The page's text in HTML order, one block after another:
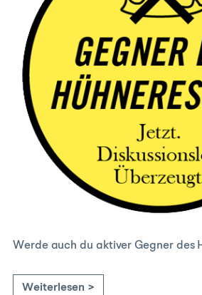
Werde auch du aktiver Gegner des
Weiterlesen >